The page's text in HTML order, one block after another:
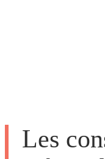
Les